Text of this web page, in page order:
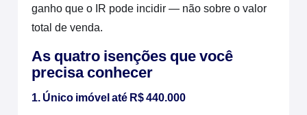
ganho que o IR pode incidir — não sobre o valor
total de venda.
As quatro isenções que você
precisa conhecer
1. Único imóvel até R$ 440.000